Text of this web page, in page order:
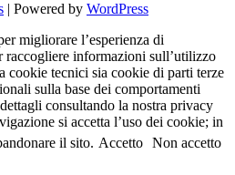
| Powered by WordPress
migliorare l’esperienza di
raccogliere informazioni sull’utilizzo
cookie tecnici sia cookie di parti terze
sulla base dei comportamenti
consultando la nostra privacy
si accetta l’uso dei cookie; in
il sito. Accetto Non accetto